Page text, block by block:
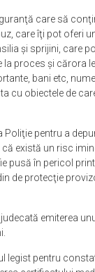
care să
care îţi pot oferi
şi sprijini, care
la proces şi cărora
bani etc,
cu obiectele de
Poliţie pentru a
există un risc
pusă în pericol
de protecţie
emiterea
legist pentru